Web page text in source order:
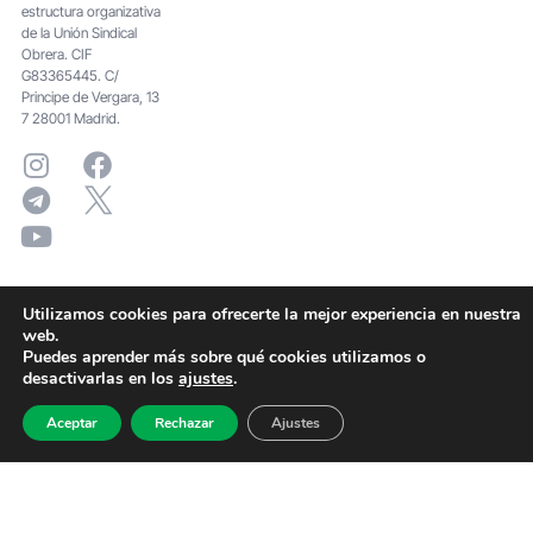
estructura organizativa
de la Unión Sindical
Obrera. CIF
G83365445. C/
Principe de Vergara, 13
7 28001 Madrid.
Utilizamos cookies para ofrecerte la mejor experiencia en nuestra
web.
Puedes aprender más sobre qué cookies utilizamos o
desactivarlas en los ajustes.
Aceptar Rechazar Ajustes